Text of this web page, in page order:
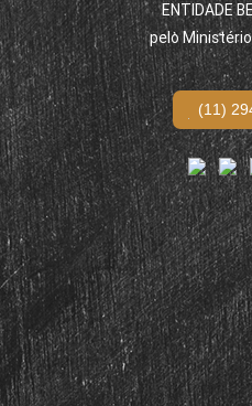
ENTIDADE
pelo
(11)